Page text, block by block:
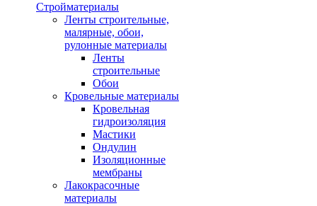
Стройматериалы
Ленты строительные,
малярные, обои,
рулонные материалы
Ленты
строительные
Обои
Кровельные материалы
Кровельная
гидроизоляция
Мастики
Ондулин
Изоляционные
мембраны
Лакокрасочные
материалы